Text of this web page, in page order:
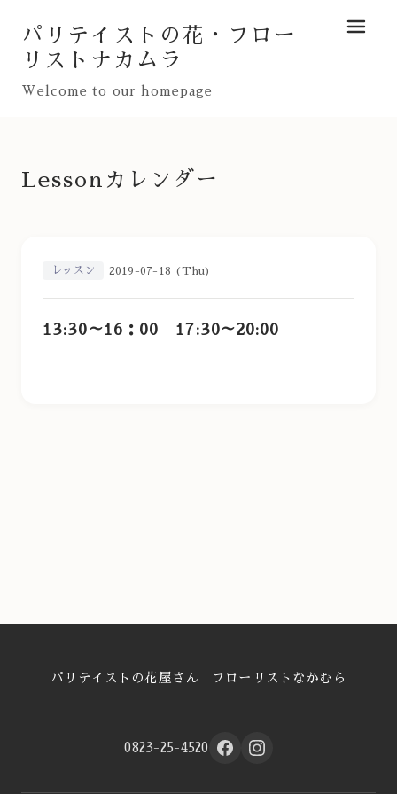
パリテイストの花・フロー
リストナカムラ
Welcome to our homepage
メニュ
Lessonカレンダー
レッスン 2019-07-18 (Thu)
13:30～16：00 17:30～20:00
パリテイストの花屋さん フローリストなかむら
0823-25-4520